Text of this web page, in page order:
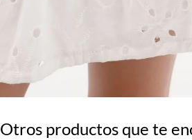
Otros productos que te